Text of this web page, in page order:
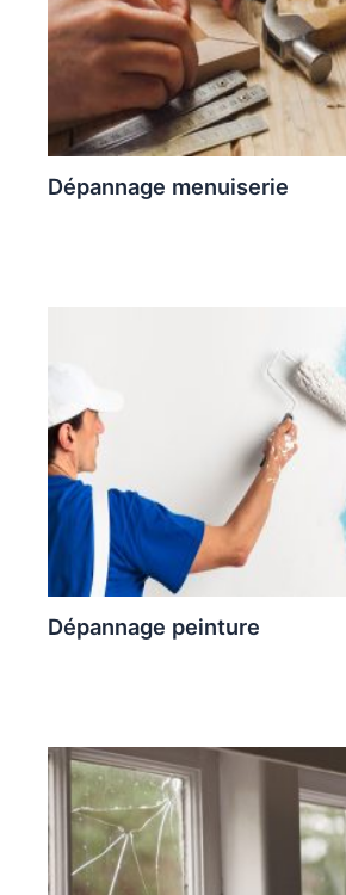
Dépannage menuiserie
Dépannage peinture